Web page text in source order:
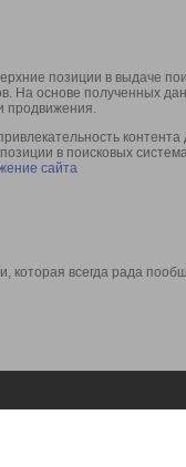
позиции в выдаче
На основе полученных
продвижения.
контента
в поисковых
сайта
которая всегда рада